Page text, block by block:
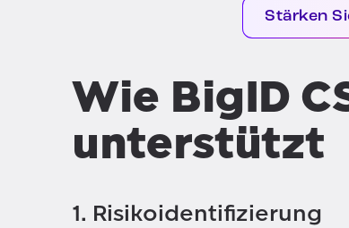
Stärken
Wie BigID
unterstützt
1. Risikoidentifizierung